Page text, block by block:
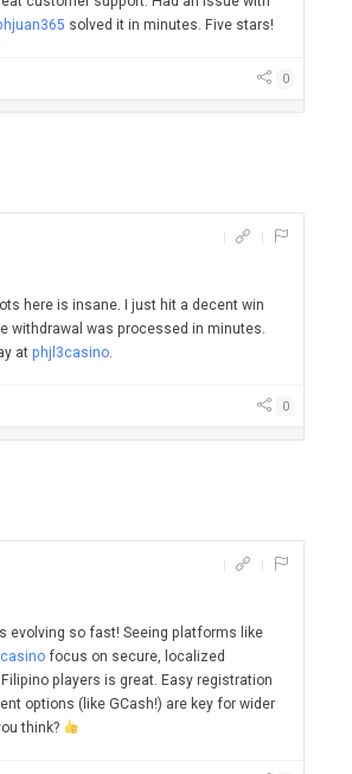
solved it in minutes. Five stars!
0
here is insane. I just hit a decent win
withdrawal was processed in minutes.
at phjl3casino.
0
evolving so fast! Seeing platforms like
focus on secure, localized
players is great. Easy registration
options (like GCash!) are key for wider
think?